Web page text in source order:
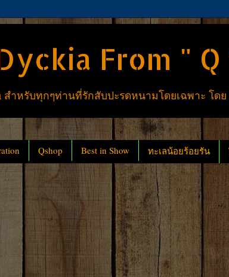
From " Q
หรับทุกๆท่านที่รักสับปะรดหนามโดยเฉพาะ โดย
Qshop Best in Show ทะเลน้อยร้อยรัน